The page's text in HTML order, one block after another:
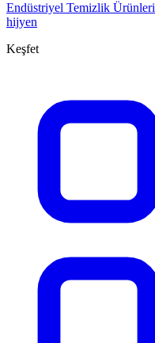
Endüstriyel Temizlik Ürünleri
hijyen
Keşfet